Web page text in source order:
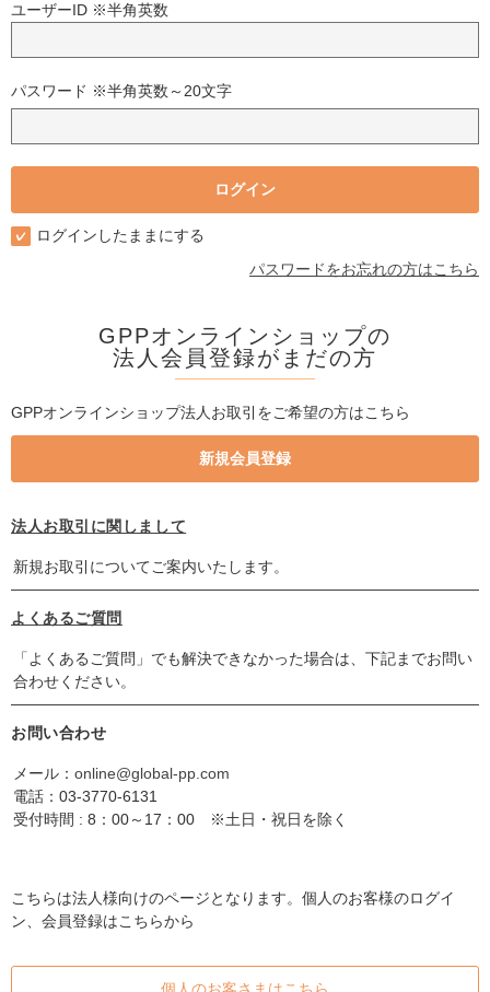
ユーザーID ※半角英数
パスワード ※半角英数～20文字
ログインしたままにする
パスワードをお忘れの方はこちら
GPPオンラインショップの
法人会員登録がまだの方
GPPオンラインショップ法人お取引をご希望の方はこちら
法人お取引に関しまして
新規お取引についてご案内いたします。
よくあるご質問
「よくあるご質問」でも解決できなかった場合は、下記までお問い
合わせください。
お問い合わせ
メール： online@global-pp.com
電話： 03-3770-6131
受付時間 : 8：00～17：00 ※土日・祝日を除く
こちらは法人様向けのページとなります。個人のお客様のログイ
ン、会員登録はこちらから